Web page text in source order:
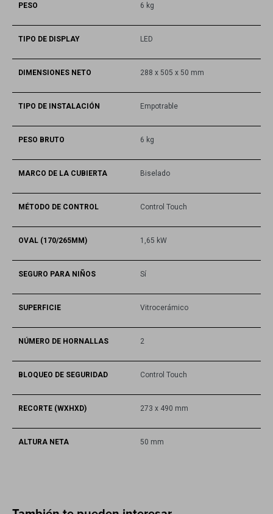
PESO 6 kg
TIPO DE DISPLAY LED
DIMENSIONES NETO 288 x 505 x 50 mm
TIPO DE INSTALACIÓN Empotrable
PESO BRUTO 6 kg
MARCO DE LA CUBIERTA Biselado
MÉTODO DE CONTROL Control Touch
OVAL (170/265MM) 1,65 kW
SEGURO PARA NIÑOS Sí
SUPERFICIE Vitrocerámico
NÚMERO DE HORNALLAS 2
BLOQUEO DE SEGURIDAD Control Touch
RECORTE (WXHXD) 273 x 490 mm
ALTURA NETA 50 mm